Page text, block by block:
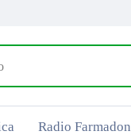
Radio Farmadon